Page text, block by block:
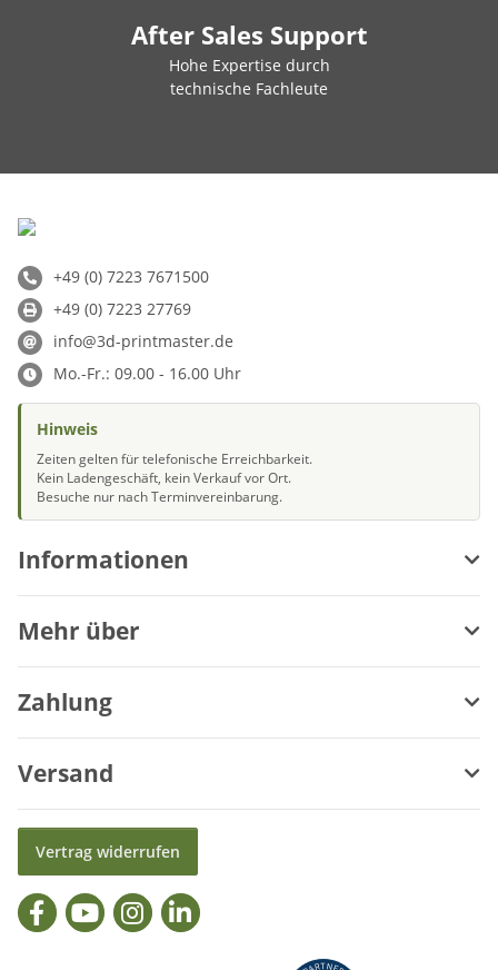
After Sales Support
Hohe Expertise durch
technische Fachleute
+49 (0) 7223 7671500
+49 (0) 7223 27769
info@3d-printmaster.de
Mo.-Fr.: 09.00 - 16.00 Uhr
Hinweis
Zeiten gelten für telefonische Erreichbarkeit.
Kein Ladengeschäft, kein Verkauf vor Ort.
Besuche nur nach Terminvereinbarung.
Informationen
Mehr über
Zahlung
Versand
Vertrag widerrufen